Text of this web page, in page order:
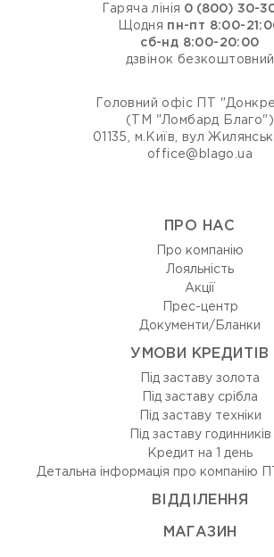
Гаряча лінія 0 (800) 30-
Щодня пн-пт 8:00-
сб-нд 8:00-20:00
дзвінок безкоштовний
Головний офіс ПТ
(ТМ "Ломбард Благо")
01135, м.Київ, вул
office@blago.ua
ПРО НАС
Про компанію
Лояльність
Акції
Прес-центр
Документи/Бланки
УМОВИ КРЕДИТІВ
Під заставу золота
Під заставу срібла
Під заставу техніки
Під заставу годинників
Кредит на 1 день
Детальна інформація про компанію
ВIДДIЛЕННЯ
МАГАЗИН